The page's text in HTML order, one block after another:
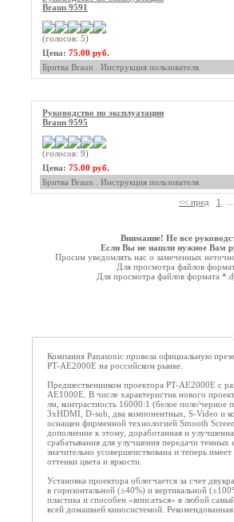
Braun 9591
(голосов: 5)
Цена: 75.00 руб.
Бритва Braun . Инструкция пользователя.
Руководство по эксплуатации
Braun 9595
(голосов: 9)
Цена: 75.00 руб.
Бритва Braun . Инструкция пользователя.
<< пред 1
Внимание! Не все
Если Вы не нашли нужное Вам
Просим уведомлять нас о замеченных
Для просмотра файлов
Для просмотра файлов формата
Компания Panasonic провела официальную
PT-AE2000E на российском рынке.
Предшественником проектора PT-AE2000E с
AE1000E. В числе характеристик нового
лм, контрастность 16000:1 (белое поле/
3xHDMI, D-sub, два компонентных, S-Video и
оснащен фирменной технологией Smooth
дополнение к этому, доработанная и
срабатывания для улучшения передачи темных
значительно усовершенствована и теперь
оттенки цвета и яркости.
Установка проектора облегчается за счет
в горизонтальной (±40%) и вертикальной
пластика и способен «вписаться» в любой
всей домашней киносистемой.